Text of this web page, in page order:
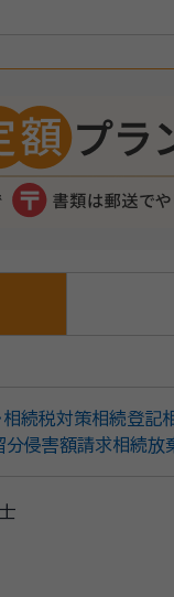
相続税対策相続登記
分侵害額請求相続放